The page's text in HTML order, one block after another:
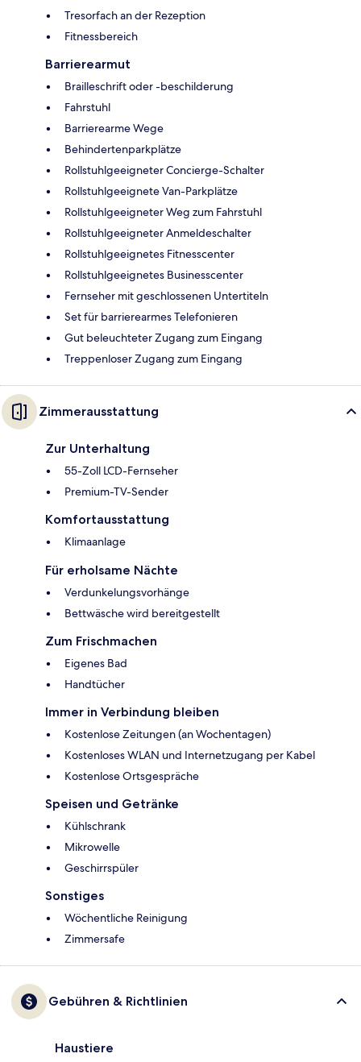
Tresorfach an der Rezeption
Fitnessbereich
Barrierearmut
Brailleschrift oder -beschilderung
Fahrstuhl
Barrierearme Wege
Behindertenparkplätze
Rollstuhlgeeigneter Concierge-Schalter
Rollstuhlgeeignete Van-Parkplätze
Rollstuhlgeeigneter Weg zum Fahrstuhl
Rollstuhlgeeigneter Anmeldeschalter
Rollstuhlgeeignetes Fitnesscenter
Rollstuhlgeeignetes Businesscenter
Fernseher mit geschlossenen Untertiteln
Set für barrierearmes Telefonieren
Gut beleuchteter Zugang zum Eingang
Treppenloser Zugang zum Eingang
Zimmerausstattung
Zur Unterhaltung
55-Zoll LCD-Fernseher
Premium-TV-Sender
Komfortausstattung
Klimaanlage
Für erholsame Nächte
Verdunkelungsvorhänge
Bettwäsche wird bereitgestellt
Zum Frischmachen
Eigenes Bad
Handtücher
Immer in Verbindung bleiben
Kostenlose Zeitungen (an Wochentagen)
Kostenloses WLAN und Internetzugang per Kabel
Kostenlose Ortsgespräche
Speisen und Getränke
Kühlschrank
Mikrowelle
Geschirrspüler
Sonstiges
Wöchentliche Reinigung
Zimmersafe
Gebühren & Richtlinien
Haustiere